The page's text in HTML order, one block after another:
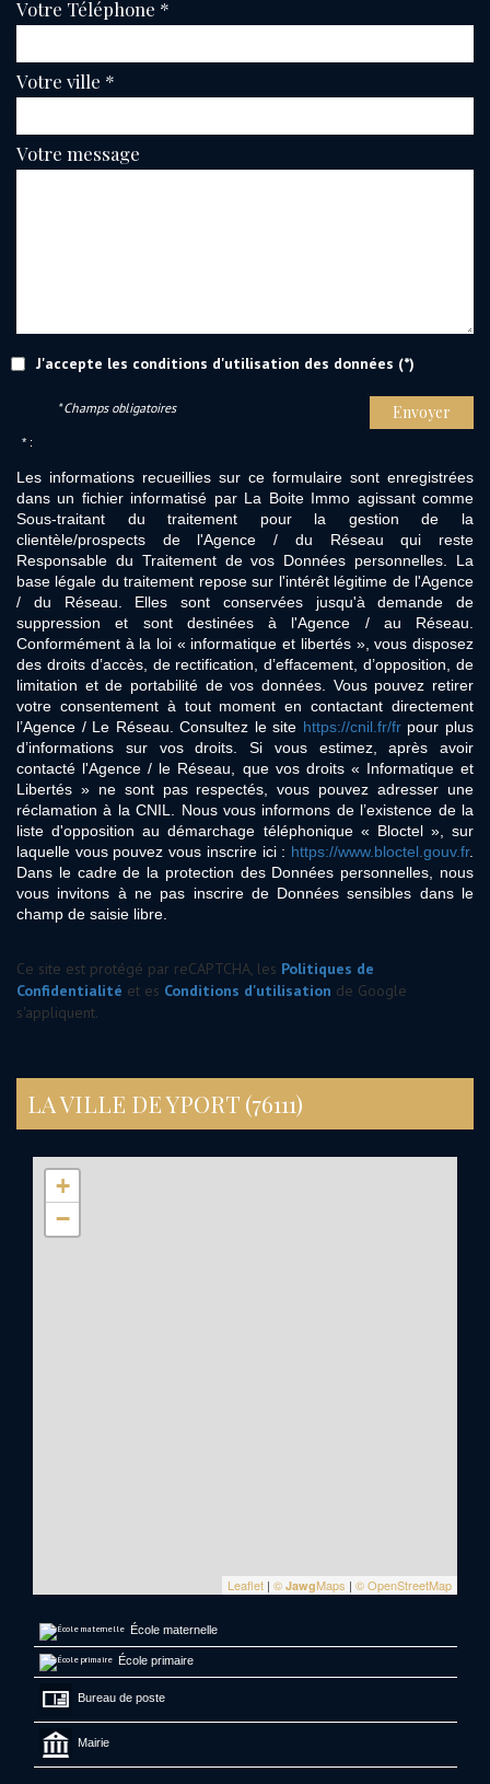
Votre Téléphone *
Votre ville *
Votre message
J'accepte les conditions d'utilisation des données (*)
Envoyer
* Champs obligatoires
* :
Les informations recueillies sur ce formulaire sont enregistrées
dans un fichier informatisé par La Boite Immo agissant comme
Sous-traitant du traitement pour la gestion de la
clientèle/prospects de l'Agence / du Réseau qui reste
Responsable du Traitement de vos Données personnelles. La
base légale du traitement repose sur l'intérêt légitime de l'Agence
/ du Réseau. Elles sont conservées jusqu'à demande de
suppression et sont destinées à l'Agence / au Réseau.
Conformément à la loi « informatique et libertés », vous disposez
des droits d’accès, de rectification, d’effacement, d’opposition, de
limitation et de portabilité de vos données. Vous pouvez retirer
votre consentement à tout moment en contactant directement
l’Agence / Le Réseau. Consultez le site https://cnil.fr/frpour plus
d’informations sur vos droits. Si vous estimez, après avoir
contacté l'Agence / le Réseau, que vos droits « Informatique et
Libertés » ne sont pas respectés, vous pouvez adresser une
réclamation à la CNIL. Nous vous informons de l’existence de la
liste d'opposition au démarchage téléphonique « Bloctel », sur
laquelle vous pouvez vous inscrire ici : https://www.bloctel.gouv.fr.
Dans le cadre de la protection des Données personnelles, nous
vous invitons à ne pas inscrire de Données sensibles dans le
champ de saisie libre.
Ce site est protégé par reCAPTCHA, les Politiques de
Confidentialité et es Conditions d'utilisation de Google
s'appliquent.
LA VILLE DE YPORT (76111)
+
−
Leaflet | © JawgMaps | © OpenStreetMap
École maternelle
École primaire
Bureau de poste
Mairie